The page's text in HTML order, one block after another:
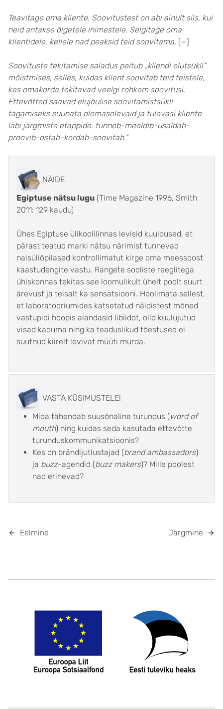
Teavitage oma kliente. Soovitustest on abi ainult siis, kui
neid antakse õigetele inimestele. Selgitage oma
klientidele, kellele nad peaksid teid soovitama. [—]
Soovituste tekitamise saladus peitub „kliendi elutsükli”
mõistmises, selles, kuidas klient soovitab teid teistele,
kes omakorda tekitavad veelgi rohkem soovitusi.
Ettevõtted saavad elujõulise soovitamistsükli
tagamiseks suunata olemasolevaid ja tulevasi kliente
läbi järgmiste etappide: tunneb-meeldib-usaldab-
proovib-ostab-kordab-soovitab.”
NÄIDE
Egiptuse nätsu lugu (Time Magazine 1996, Smith
2011: 129 kaudu)
Ühes Egiptuse ülikoolilinnas levisid kuuldused, et
pärast teatud marki nätsu närimist tunnevad
naisüliõpilased kontrollimatut kirge oma meessoost
kaastudengite vastu. Rangete sooliste reeglitega
ühiskonnas tekitas see loomulikult ühelt poolt suurt
ärevust ja teisalt ka sensatsiooni. Hoolimata sellest,
et laboratooriumides katsetatud näidistest mõned
vastupidi hoopis alandasid libiidot, olid kuulujutud
visad kaduma ning ka teaduslikud tõestused ei
suutnud kiirelt levivat müüti murda.
VASTA KÜSIMUSTELE!
Mida tähendab suusõnaline turundus (word of
mouth) ning kuidas seda kasutada ettevõtte
turunduskommunikatsioonis?
Kes on brändijutlustajad (brand ambassadors)
ja buzz-agendid (buzz makers)? Mille poolest
nad erinevad?
Eelmine Järgmine